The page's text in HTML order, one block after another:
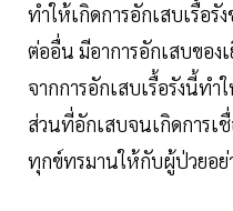
ทำให้เกิดการอักเสบเรื้อ
ต่ออื่น มีอาการอักเสบของ
จากการอักเสบเรื้อรังนี้ทำ
ส่วนที่อักเสบจนเกิดการเ
ทุกข์ทรมานให้กับผู้ป่วยอย่